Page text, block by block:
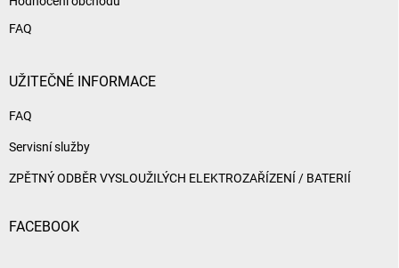
FAQ
UŽITEČNÉ INFORMACE
FAQ
Servisní služby
ZPĚTNÝ ODBĚR VYSLOUŽILÝCH ELEKTROZAŘÍZENÍ / BATERIÍ
FACEBOOK